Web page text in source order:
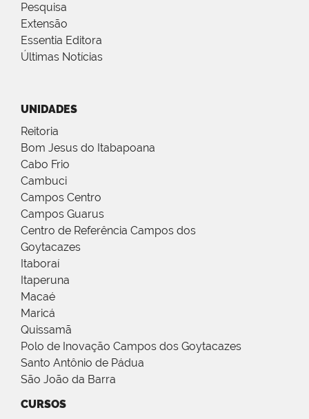
Pesquisa
Extensão
Essentia Editora
Últimas Notícias
UNIDADES
Reitoria
Bom Jesus do Itabapoana
Cabo Frio
Cambuci
Campos Centro
Campos Guarus
Centro de Referência Campos dos
Goytacazes
Itaboraí
Itaperuna
Macaé
Maricá
Quissamã
Polo de Inovação Campos dos Goytacazes
Santo Antônio de Pádua
São João da Barra
CURSOS